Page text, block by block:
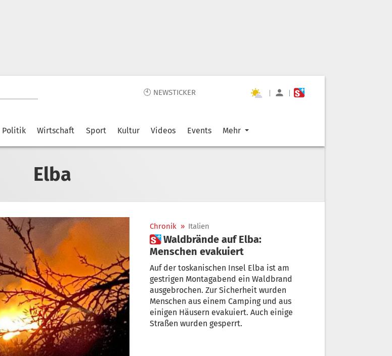
🕙 NEWSTICKER | |
Politik Wirtschaft Sport Kultur Videos Events Mehr
Elba
Chronik » Italien
 Waldbrände auf Elba:
Menschen evakuiert
Auf der toskanischen Insel Elba ist am
gestrigen Montagabend ein Waldbrand
ausgebrochen. Zur Sicherheit wurden
Menschen aus einem Camping und aus
einigen Häusern evakuiert. Auch einige
Straßen wurden gesperrt.